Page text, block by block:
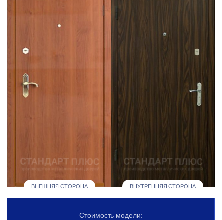
ВНЕШНЯЯ СТОРОНА ВНУТРЕННЯЯ СТОРОНА
Стоимость модели: